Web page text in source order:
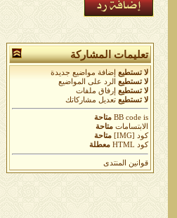
تعليمات المشاركة
لا تستطيع
إضافة مواضيع جديدة
لا تستطيع
الرد على المواضيع
لا تستطيع
إرفاق ملفات
لا تستطيع تعديل مشاركاتك
BB codeis
متاحة
الابتسامات متاحة
كود [IMG]
متاحة
كود HTML
معطلة
قوانين المنتدى